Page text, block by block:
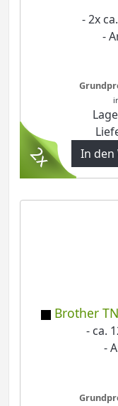
- 2x
-
In den
Brother
- ca.
-